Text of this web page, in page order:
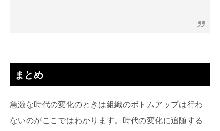
まとめ
急激な時代の変化のときは組織のボトムアップは行わ
ないのがここではわかります。時代の変化に追随する